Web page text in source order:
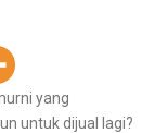
yang
untuk dijual lagi?